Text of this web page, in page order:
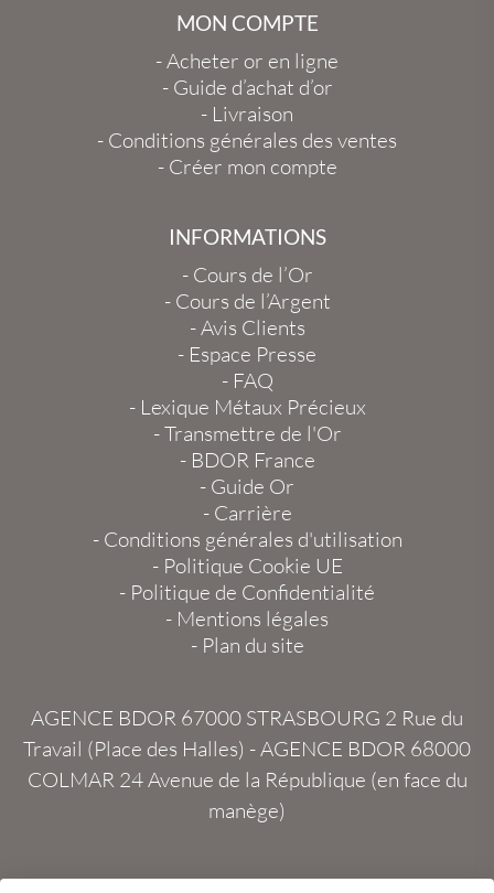
MON COMPTE
-Acheter or en ligne
- Guide d’achat d’or
- Livraison
- Conditions générales des ventes
- Créer mon compte
INFORMATIONS
- Cours de l’Or
- Cours de l’Argent
-Avis Clients
- Espace Presse
- FAQ
- Lexique Métaux Précieux
-Transmettre de l'Or
- BDOR France
- Guide Or
- Carrière
- Conditions générales d'utilisation
- Politique Cookie UE
- Politique de Confidentialité
- Mentions légales
- Plan du site
AGENCE BDOR 67000 STRASBOURG 2 Rue du
Travail (Place des Halles) -AGENCE BDOR 68000
COLMAR 24 Avenue de la République (en face du
manège)